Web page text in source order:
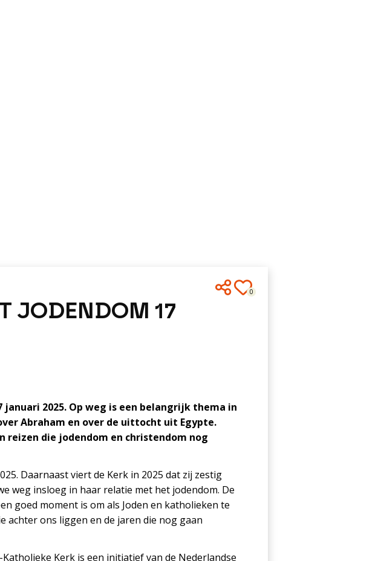
0
JODENDOM 17
januari 2025. Op weg is een belangrijk thema in
Abraham en over de uittocht uit Egypte.
reizen die jodendom en christendom nog
Daarnaast viert de Kerk in 2025 dat zij zestig
weg insloeg in haar relatie met het jodendom. De
goed moment is om als Joden en katholieken te
achter ons liggen en de jaren die nog gaan
Kerk is een initiatief van de Nederlandse